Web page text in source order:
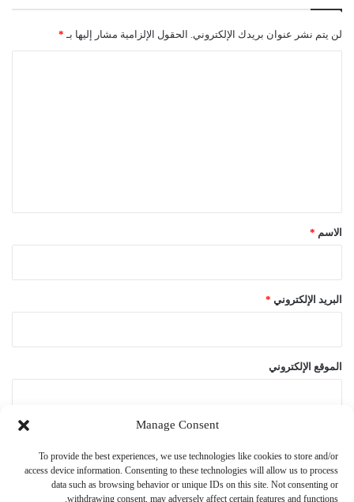
Manage Consent
To provide the best experiences, we use technologies like cookies to store and/or
access device information. Consenting to these technologies will allow us to process
data such as browsing behavior or unique IDs on this site. Not consenting or
withdrawing consent, may adversely affect certain features and functions.
لن يتم نشر عنوان بريدك الإلكتروني. الحقول الإلزامية مشار إليها بـ *
*الاسم *
البريد الإلكتروني *
الموقع الإلكتروني
احفظ اسمي، بريدي الإلكتروني، والموقع الإلكتروني في هذا المتصفح
لاستخدامها المرة المقبلة في تعليقي.